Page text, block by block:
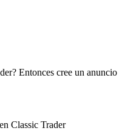
Entonces cree un anuncio
Classic Trader